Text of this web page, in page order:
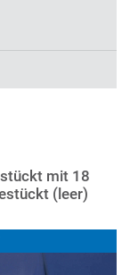
mit 18
(leer)